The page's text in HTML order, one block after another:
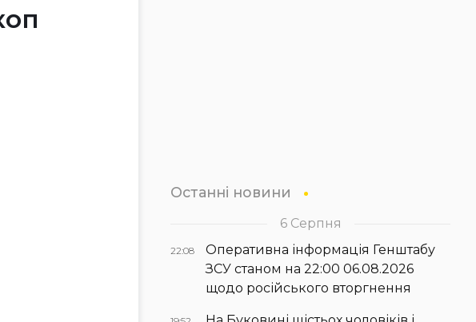
Останні новини
6 Серпня
22:08
Оперативна інформація Генштабу
ЗСУ станом на 22:00 06.08.2026
щодо російського вторгнення